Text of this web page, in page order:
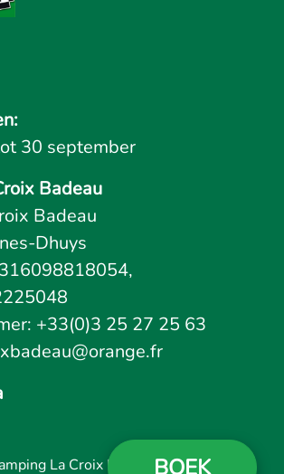
30 september
Badeau
Badeau
Dhuys
+33(0)3 25 27 25 63
La Croix Badeau |Juridische
BOEK